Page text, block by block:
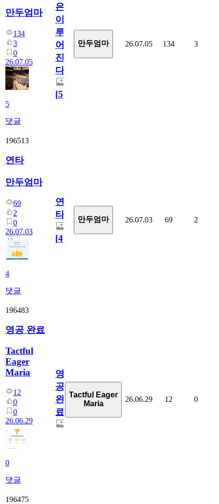
만두엄마
134
3
0
26.07.05
5
댓글
은
이
루
어
진
다.
[5]
만두엄마 26.07.05 134 3
196513
연타
만두엄마
69
2
0
26.07.03
4
댓글
연
타
[4]
만두엄마 26.07.03 69 2
196483
영공 완료
Tactful
Eager
Maria
12
0
0
26.06.29
0
댓글
영
공
완
료
Tactful Eager
Maria
26.06.29 12 0
196475